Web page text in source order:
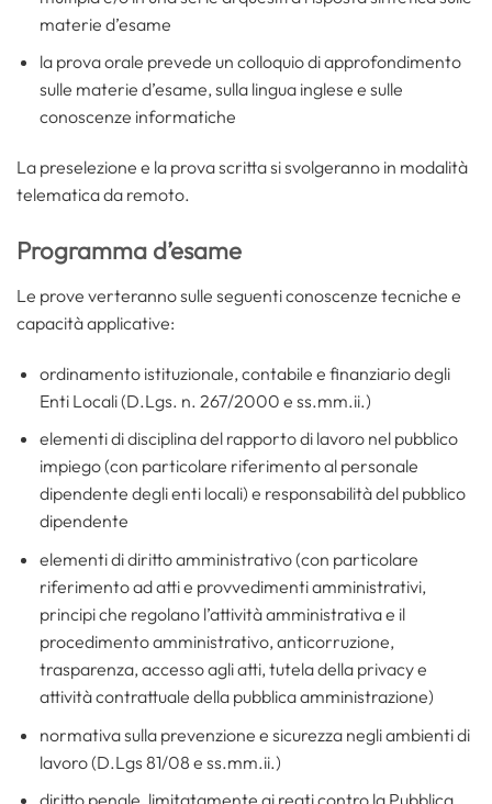
materie d’esame
la prova orale prevede un colloquio di approfondimento
sulle materie d’esame, sulla lingua inglese e sulle
conoscenze informatiche
La preselezione e la prova scritta si svolgeranno in modalità
telematica da remoto.
Programma d’esame
Le prove verteranno sulle seguenti conoscenze tecniche e
capacità applicative:
ordinamento istituzionale, contabile e finanziario degli
Enti Locali (D.Lgs. n. 267/2000 e ss.mm.ii.)
elementi di disciplina del rapporto di lavoro nel pubblico
impiego (con particolare riferimento al personale
dipendente degli enti locali) e responsabilità del pubblico
dipendente
elementi di diritto amministrativo (con particolare
riferimento ad atti e provvedimenti amministrativi,
principi che regolano l’attività amministrativa e il
procedimento amministrativo, anticorruzione,
trasparenza, accesso agli atti, tutela della privacy e
attività contrattuale della pubblica amministrazione)
normativa sulla prevenzione e sicurezza negli ambienti di
lavoro (D.Lgs 81/08 e ss.mm.ii.)